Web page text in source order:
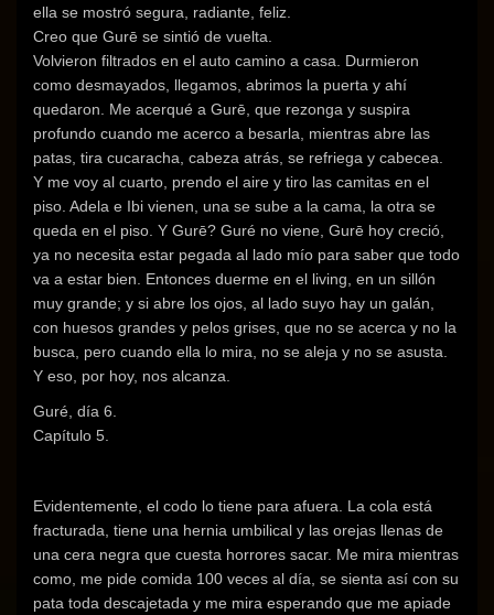
ella se mostró segura, radiante, feliz.
Creo que Gurē se sintió de vuelta.
Volvieron filtrados en el auto camino a casa. Durmieron
como desmayados, llegamos, abrimos la puerta y ahí
quedaron. Me acerqué a Gurē, que rezonga y suspira
profundo cuando me acerco a besarla, mientras abre las
patas, tira cucaracha, cabeza atrás, se refriega y cabecea.
Y me voy al cuarto, prendo el aire y tiro las camitas en el
piso. Adela e Ibi vienen, una se sube a la cama, la otra se
queda en el piso. Y Gurē? Guré no viene, Gurē hoy creció,
ya no necesita estar pegada al lado mío para saber que todo
va a estar bien. Entonces duerme en el living, en un sillón
muy grande; y si abre los ojos, al lado suyo hay un galán,
con huesos grandes y pelos grises, que no se acerca y no la
busca, pero cuando ella lo mira, no se aleja y no se asusta.
Y eso, por hoy, nos alcanza.
Guré, día 6.
Capítulo 5.
Evidentemente, el codo lo tiene para afuera. La cola está
fracturada, tiene una hernia umbilical y las orejas llenas de
una cera negra que cuesta horrores sacar. Me mira mientras
como, me pide comida 100 veces al día, se sienta así con su
pata toda descajetada y me mira esperando que me apiade